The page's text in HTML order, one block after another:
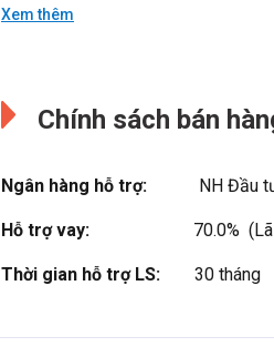
Xem thêm
Chính sách bán
Ngân hàng hỗ trợ: NH Đầu
Hỗ trợ vay: 70.0%
Thời gian hỗ trợ LS: 30 tháng